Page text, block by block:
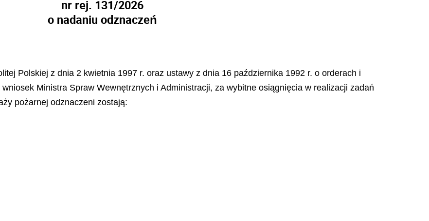
nr rej. 131/2026
o nadaniu odznaczeń
Polskiej z dnia 2 kwietnia 1997 r. oraz ustawy z dnia 16 października 1992 r. o orderach i
Ministra Spraw Wewnętrznych i Administracji, za wybitne osiągnięcia w realizacji zadań
pożarnej odznaczeni zostają: